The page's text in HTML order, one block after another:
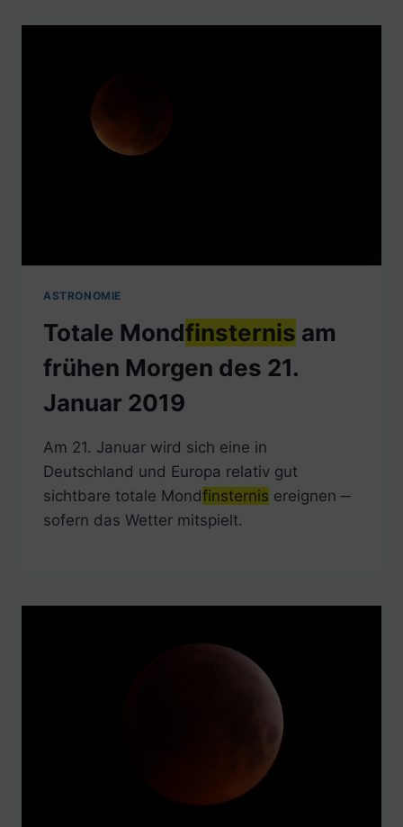
ASTRONOMIE
Totale Mondfinsternis am
frühen Morgen des 21.
Januar 2019
Am 21. Januar wird sich eine in
Deutschland und Europa relativ gut
sichtbare totale Mondfinsternis ereignen ‒
sofern das Wetter mitspielt.